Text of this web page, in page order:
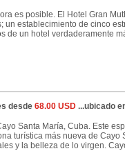
es posible. El Hotel Gran
un establecimiento de cinco
de un hotel verdaderamente
desde 68.00 USD...ubicado
Santa María, Cuba. Este
turística más nueva de
y la belleza de lo virgen.